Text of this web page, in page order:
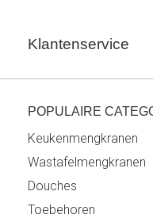
Klantenservice
POPULAIRE
Keukenmengkranen
Wastafelmengkranen
Douches
Toebehoren